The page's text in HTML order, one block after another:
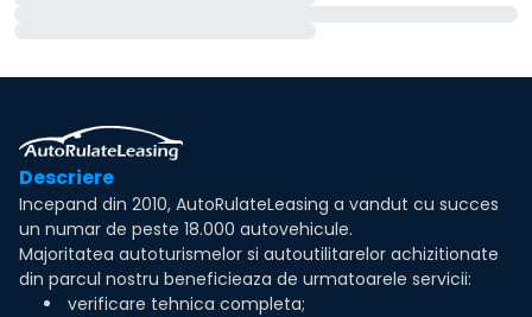
Descriere
Incepand din 2010, AutoRulateLeasing a vandut cu succes
un numar de peste 18.000 autovehicule.
Majoritatea autoturismelor si autoutilitarelor achizitionate
din parcul nostru beneficieaza de urmatoarele servicii:
verificare tehnica completa;